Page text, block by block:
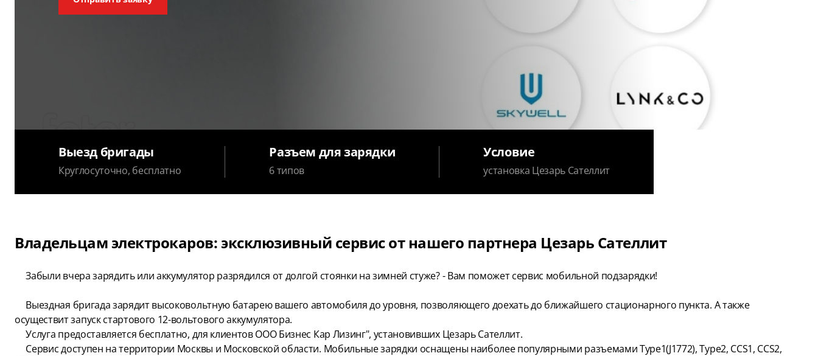
Выезд бригады
Круглосуточно, бесплатно
Разъем для зарядки
6 типов
Условие
установка Цезарь Сателлит
Владельцам электрокаров: эксклюзивный сервис от нашего партнера Цезарь Сателлит
Забыли вчера зарядить или аккумулятор разрядился от долгой стоянки на зимней стуже? - Вам поможет сервис мобильной подзарядки!
Выездная бригада зарядит высоковольтную батарею вашего автомобиля до уровня, позволяющего доехать до ближайшего стационарного пункта. А также
осуществит запуск стартового 12-вольтового аккумулятора.
Услуга предоставляется бесплатно, для клиентов ООО Бизнес Кар Лизинг", установивших Цезарь Сателлит.
Сервис доступен на территории Москвы и Московской области. Мобильные зарядки оснащены наиболее популярными разъемами Type1(J1772), Type2, CCS1, CCS2,